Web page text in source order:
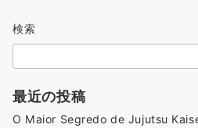
検索
最近の投稿
O Maior Segredo de Jujutsu